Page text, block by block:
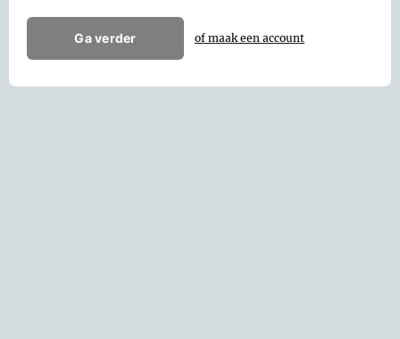
Ga verder of maak een account